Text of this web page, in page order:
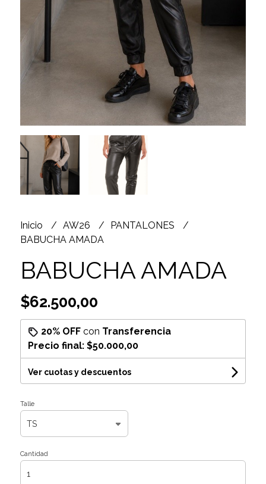
Inicio AW26
PANTALONES
BABUCHA AMADA
BABUCHA AMADA
$62.500,00
20% OFFcon Transferencia
Precio final: $50.000,00
Ver cuotas y descuentos
Talle
Cantidad